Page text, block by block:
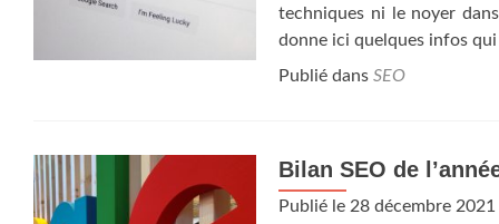
techniques ni le noyer
donne ici quelques infos
Publié dans SEO
Bilan SEO de
Publié le 28 décembre 2021